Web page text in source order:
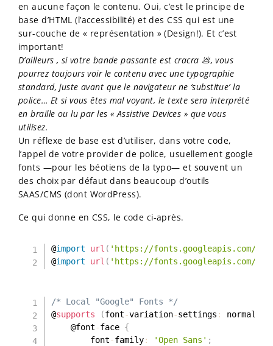
en aucune façon le contenu. Oui, c’est le principe de
base d’HTML (l’accessibilité) et des CSS qui est une
sur-couche de « représentation » (Design!). Et c’est
important!
D’ailleurs , si votre bande passante est cracra 💩, vous
pourrez toujours voir le contenu avec une typographie
standard, juste avant que le navigateur ne ‘substitue’ la
police… Et si vous êtes mal voyant, le texte sera interprété
en braille ou lu par les « Assistive Devices » que vous
utilisez.
Un réflexe de base est d’utiliser, dans votre code,
l’appel de votre provider de police, usuellement google
fonts —pour les béotiens de la typo— et souvent un
des choix par défaut dans beaucoup d’outils
SAAS/CMS (dont WordPress).
Ce qui donne en CSS, le code ci-après.
@import url ( 'https://fonts.googleapis.com/
@import url ( 'https://fonts.googleapis.com/
/* Local "Google" Fonts */
@supports (font-variation-settings : normal
	@font
-face {
		font
-family: 'Open Sans' ;